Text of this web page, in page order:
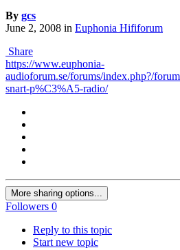
By gcs
June 2, 2008 in Euphonia Hififorum
Share
https://www.euphonia-
audioforum.se/forums/index.php?/
snart-p%C3%A5-radio/
More sharing options...
Followers 0
Reply to this topic
Start new topic